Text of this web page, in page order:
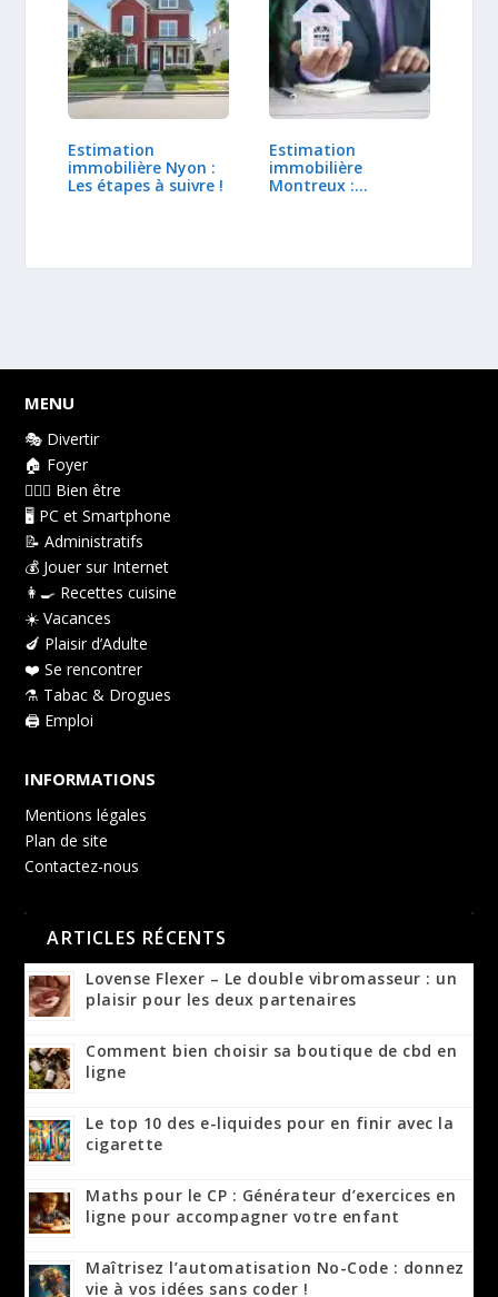
Estimation
immobilière Nyon :
Les étapes à suivre !
Estimation
immobilière
Montreux :
MENU
🎭 Divertir
🏠 Foyer
👩🏻‍⚕️ Bien être
🖥️ PC et Smartphone
📝 Administratifs
💰 Jouer sur Internet
👩‍🍳 Recettes cuisine
☀️ Vacances
🍆 Plaisir d’Adulte
❤️ Se rencontrer
⚗️ Tabac & Drogues
🖨️ Emploi
INFORMATIONS
Mentions légales
Plan de site
Contactez-nous
ARTICLES RÉCENTS
Lovense Flexer – Le double vibromasseur : un
plaisir pour les deux partenaires
Comment bien choisir sa boutique de cbd en
ligne
Le top 10 des e-liquides pour en finir avec la
cigarette
Maths pour le CP : Générateur d’exercices en
ligne pour accompagner votre enfant
Maîtrisez l’automatisation No-Code : donnez
vie à vos idées sans coder !